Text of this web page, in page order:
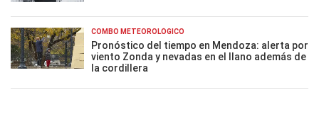
COMBO METEOROLÓGICO
Pronóstico del tiempo en Mendoza: alerta por
viento Zonda y nevadas en el llano además de
la cordillera